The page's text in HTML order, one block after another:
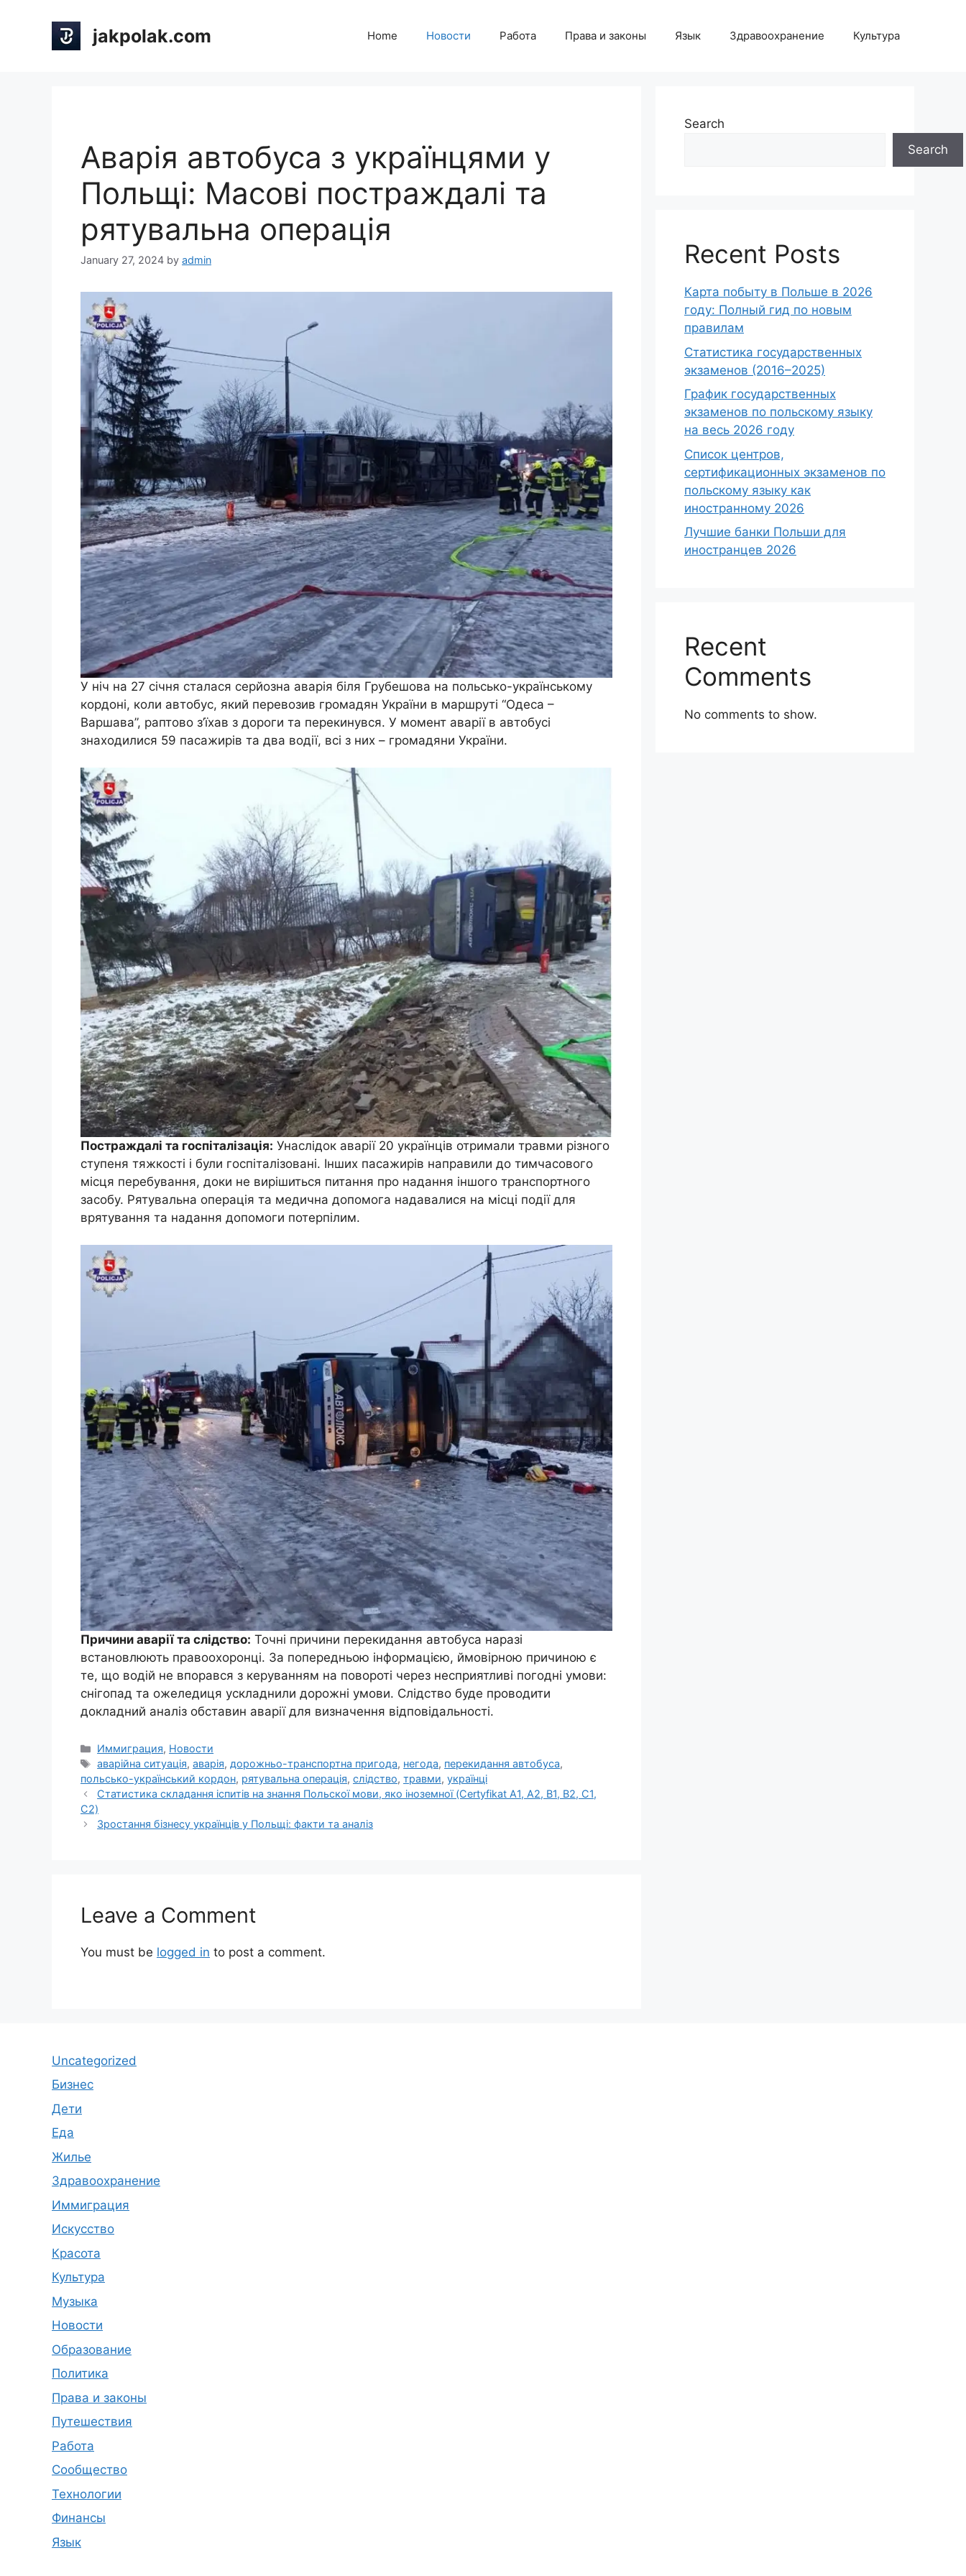
jakpolak.com Home Новости Работа Права и законы Язык Здравоохранение Культура
Аварія автобуса з українцями у
Польщі: Масові постраждалі та
рятувальна операція
January 27, 2024 by admin
У ніч на 27 січня сталася серйозна аварія біля Грубешова на польсько-українському
кордоні, коли автобус, який перевозив громадян України в маршруті “Одеса –
Варшава”, раптово з’їхав з дороги та перекинувся. У момент аварії в автобусі
знаходилися 59 пасажирів та два водії, всі з них – громадяни України.
Постраждалі та госпіталізація: Унаслідок аварії 20 українців отримали травми різного
ступеня тяжкості і були госпіталізовані. Інших пасажирів направили до тимчасового
місця перебування, доки не вирішиться питання про надання іншого транспортного
засобу. Рятувальна операція та медична допомога надавалися на місці події для
врятування та надання допомоги потерпілим.
Причини аварії та слідство: Точні причини перекидання автобуса наразі
встановлюють правоохоронці. За попередньою інформацією, ймовірною причиною є
те, що водій не впорався з керуванням на повороті через несприятливі погодні умови:
снігопад та ожеледиця ускладнили дорожні умови. Слідство буде проводити
докладний аналіз обставин аварії для визначення відповідальності.
Categories
Иммиграция, Новости
Tags
аварійна ситуація,аварія,дорожньо-транспортна пригода, негода, перекидання автобуса,
польсько-український кордон, рятувальна операція, слідство, травми, українці
Статистика складання іспитів на знання Польскої мови, яко іноземної (Certyfikat A1, A2, B1, B2, C1,
C2)
Зростання бізнесу українців у Польщі: факти та аналіз
Leave a Comment
You must be logged in to post a comment.
Search
Search
Recent Posts
Карта побыту в Польше в 2026
году: Полный гид по новым
правилам
Статистика государственных
экзаменов (2016–2025)
График государственных
экзаменов по польскому языку
на весь 2026 году
Список центров,
сертификационных экзаменов по
польскому языку как
иностранному 2026
Лучшие банки Польши для
иностранцев 2026
Recent
Comments
No comments to show.
Uncategorized
Бизнес
Дети
Еда
Жилье
Здравоохранение
Иммиграция
Искусство
Красота
Культура
Музыка
Новости
Образование
Политика
Права и законы
Путешествия
Работа
Сообщество
Технологии
Финансы
Язык